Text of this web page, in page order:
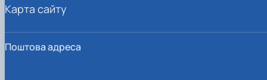
Поштова адреса
Карта сайту